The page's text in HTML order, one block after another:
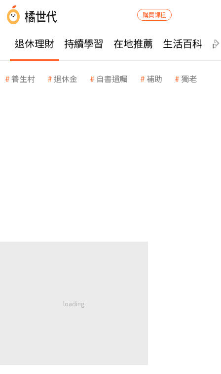
購買課程
退休理財 持續學習 在地推薦 生活百科
養生村 退休金 自書遺囑 補助 獨老